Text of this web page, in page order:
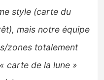
style (carte du
mais notre équipe
zones totalement
carte de la lune »